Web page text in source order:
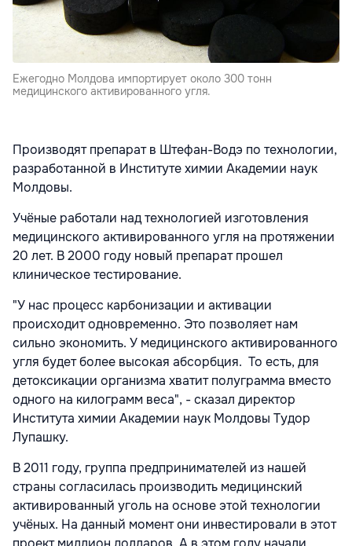
Ежегодно Молдова импортирует около 300 тонн
медицинского активированного угля.
Производят препарат в Штефан-Водэ по технологии,
разработанной в Институте химии Академии наук
Молдовы.
Учёные работали над технологией изготовления
медицинского активированного угля на протяжении
20 лет. В 2000 году новый препарат прошел
клиническое тестирование.
"У нас процесс карбонизации и активации
происходит одновременно. Это позволяет нам
сильно экономить. У медицинского активированного
угля будет более высокая абсорбция. То есть, для
детоксикации организма хватит полуграмма вместо
одного на килограмм веса", - сказал директор
Института химии Академии наук Молдовы Тудор
Лупашку.
В 2011 году, группа предпринимателей из нашей
страны согласилась производить медицинский
активированный уголь на основе этой технологии
учёных. На данный момент они инвестировали в этот